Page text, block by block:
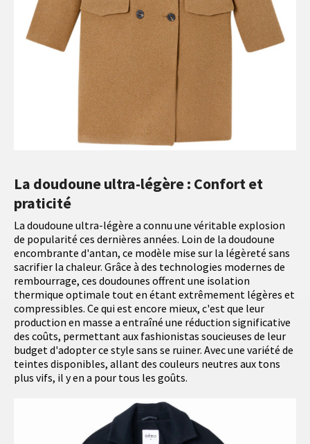
La doudoune ultra-légère : Confort et
praticité
La doudoune ultra-légère a connu une véritable explosion
de popularité ces dernières années. Loin de la doudoune
encombrante d'antan, ce modèle mise sur la légèreté sans
sacrifier la chaleur. Grâce à des technologies modernes de
rembourrage, ces doudounes offrent une isolation
thermique optimale tout en étant extrêmement légères et
compressibles. Ce qui est encore mieux, c'est que leur
production en masse a entraîné une réduction significative
des coûts, permettant aux fashionistas soucieuses de leur
budget d'adopter ce style sans se ruiner. Avec une variété de
teintes disponibles, allant des couleurs neutres aux tons
plus vifs, il y en a pour tous les goûts.